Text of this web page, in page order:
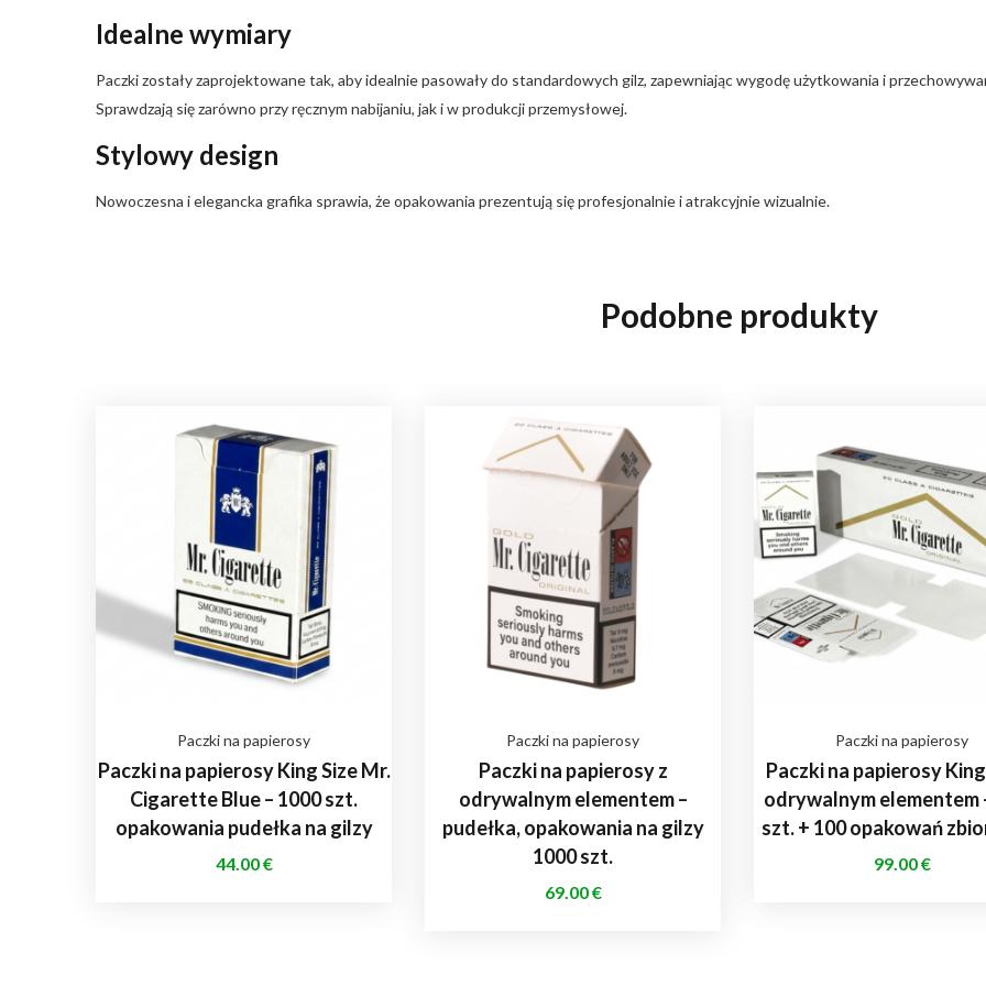
Idealne wymiary
Paczki zostały zaprojektowane tak, aby idealnie pasowały do standardowych gilz, zapewniając wygodę użytkowania i
Sprawdzają się zarówno przy ręcznym nabijaniu, jak i w produkcji przemysłowej.
Stylowy design
Nowoczesna i elegancka grafika sprawia, że opakowania prezentują się profesjonalnie i atrakcyjnie wizualnie.
Podobne produkty
Paczki na papierosy
Paczki na papierosy King Size Mr.
Cigarette Blue – 1000 szt.
opakowania pudełka na gilzy
44.00€
Paczki na papierosy
Paczki na papierosy z
odrywalnym elementem –
pudełka, opakowania na gilzy
1000 szt.
69.00€
Paczki na papierosy
Paczki na papierosy
odrywalnym elementem
szt. + 100 opakowań
99.00€